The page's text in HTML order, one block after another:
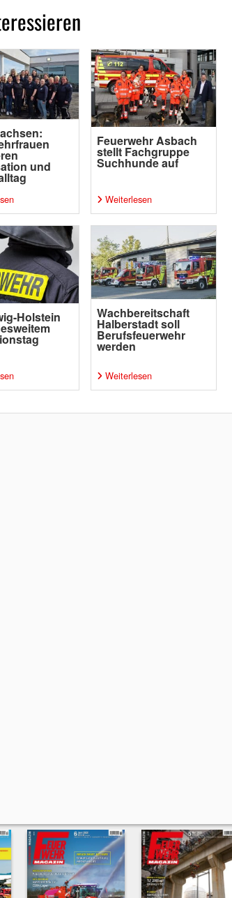
und
Feuerwehr Asbach
stellt Fachgruppe
Suchhunde auf
Weiterlesen
Holstein Wachbereitschaft
Halberstadt soll
Berufsfeuerwehr
werden
Weiterlesen